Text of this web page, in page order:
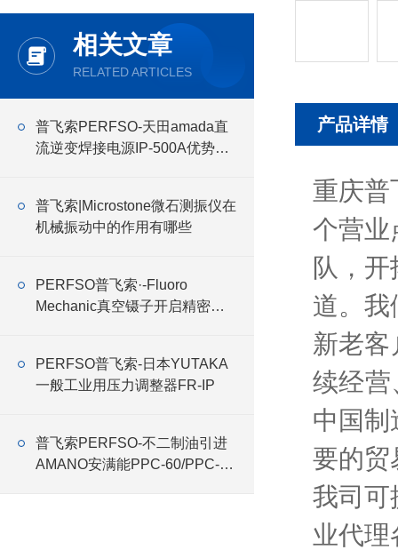
相关文章
RELATED ARTICLES
普飞索PERFSO-天田amada直
流逆变焊接电源IP-500A优势介
普飞索|Microstone微石测振仪在
机械振动中的作用有哪些
PERFSO普飞索·-Fluoro
Mechanic真空镊子开启精密操
PERFSO普飞索-日本YUTAKA
一般工业用压力调整器FR-IP
普飞索PERFSO-不二制油引进
AMANO安满能PPC-60/PPC-75
产品详情
重庆普
个营业
队，
道。我
新老
续经
中国制
要的贸
我司可
业代理